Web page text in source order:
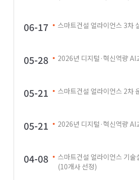
06-17 스마트건설 얼라이언스 3차
05-28 2026년 디지털·혁신역량 AI
05-21 스마트건설 얼라이언스 2차
05-21 2026년 디지털·혁신역량 AI
04-08
스마트건설 얼라이언스 기술
(10개사 선정)